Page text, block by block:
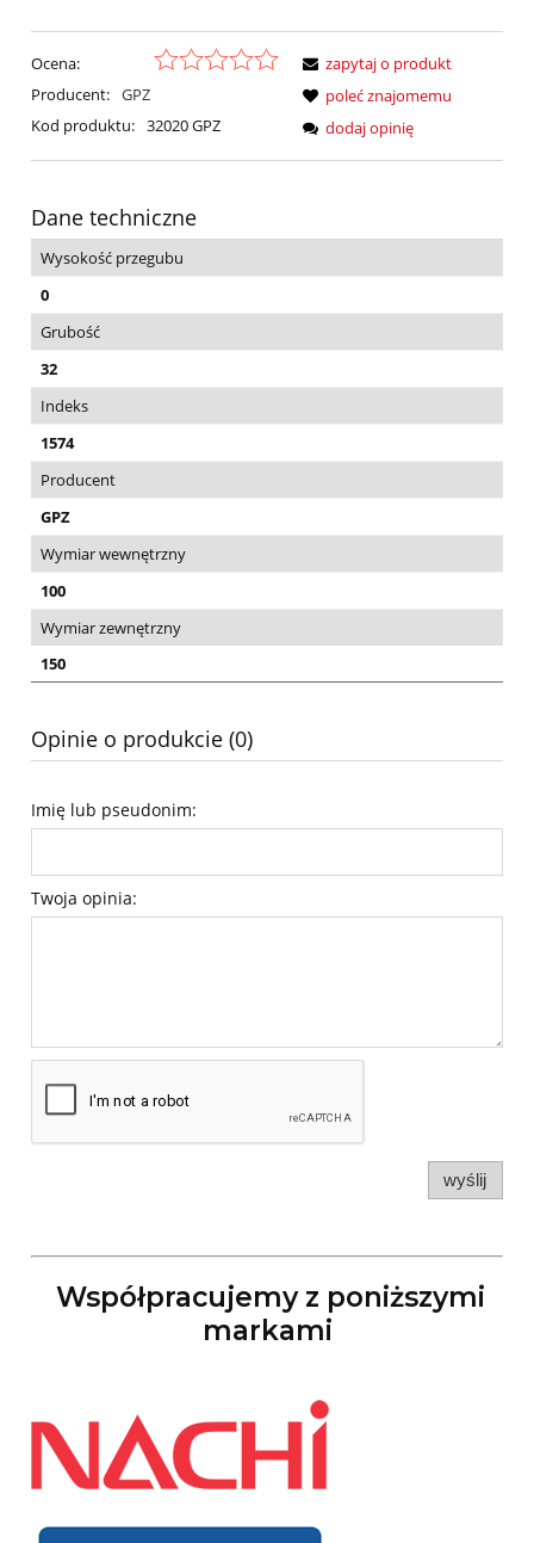
Ocena:
Producent: GPZ
Kod produktu: 32020 GPZ
zapytaj o produkt
poleć znajomemu
dodaj opinię
Dane techniczne
Wysokość przegubu
0
Grubość
32
Indeks
1574
Producent
GPZ
Wymiar wewnętrzny
100
Wymiar zewnętrzny
150
Opinie o produkcie (0)
Imię lub pseudonim:
Twoja opinia:
wyślij
Współpracujemy z poniższymi
markami